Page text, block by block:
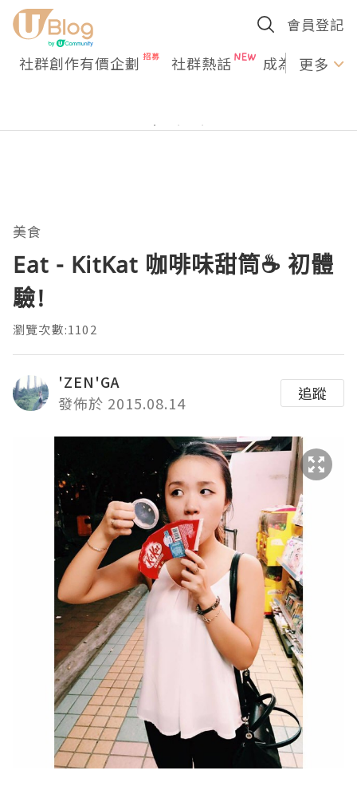
會員登記
社群創作有價企劃 社群熱話 成為U更多
美食
Eat - KitKat 咖啡味甜筒☕️ 初體
驗!
瀏覽次數:1102
'ZEN'GA
發佈於 2015.08.14
追蹤